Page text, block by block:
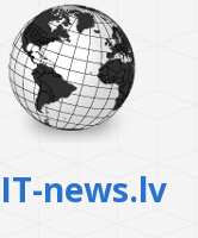
IT-news.lv